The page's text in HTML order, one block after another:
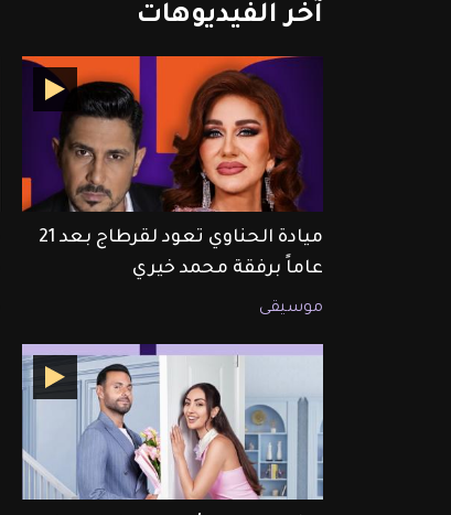
آخر الفيديوهات
ميادة الحناوي تعود لقرطاج بعد 21
عاماً برفقة محمد خيري
موسيقى